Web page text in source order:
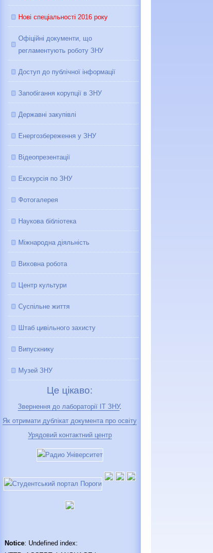
Нові спеціальності 2016 року
Офіційні документи, що
регламентують роботу ЗНУ
Доступ до публічної інформації
Запобігання корупції в ЗНУ
Державні закупівлі
Енергозбереження у ЗНУ
Відеопрезентації
Екскурсія по ЗНУ
Фотогалерея
Наукова бібліотека
Міжнародна діяльність
Виховна робота
Центр культури
Суспільне життя
Штаб цивільного захисту
Випускнику
Музей ЗНУ
Це цікаво:
Звернення до лабораторії IT ЗНУ.
Як отримати дублікат документа про освіту
Урядовий контактний центр
Notice: Undefined index: